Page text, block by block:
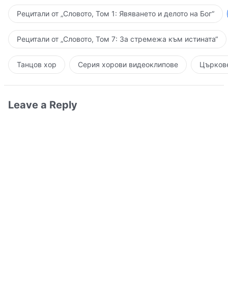
Рецитали от „Словото, Том 1: Явяването и делото на Бог“
Рецитали от „Словото, Том 7: За стремежа към истината“
Танцов хор Серия хорови видеоклипове
Leave a Reply